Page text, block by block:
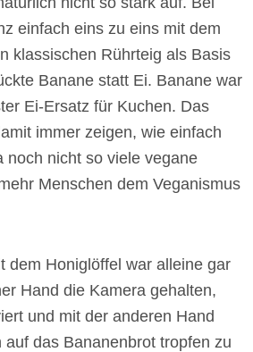
einfach eins zu eins mit dem
klassischen Rührteig als Basis
Banane statt Ei. Banane war
Ei-Ersatz für Kuchen. Das
immer zeigen, wie einfach
noch nicht so viele vegane
Menschen dem Veganismus
dem Honiglöffel war alleine gar
Hand die Kamera gehalten,
und mit der anderen Hand
das Bananenbrot tropfen zu